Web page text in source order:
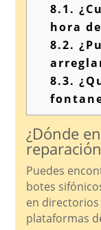
8.1.
hora
8.2.
8.3.
¿Dónde
Puedes
botes
en directorios
plataformas